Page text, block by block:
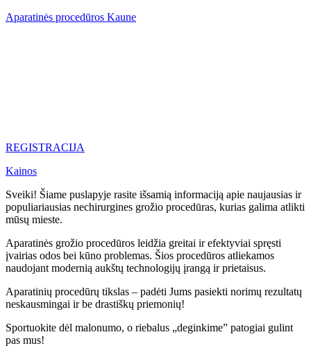
Aparatinės procedūros Kaune
REGISTRACIJA
Kainos
Sveiki! Šiame puslapyje rasite išsamią informaciją apie naujausias ir
populiariausias nechirurgines grožio procedūras, kurias galima atlikti
mūsų mieste.
Aparatinės grožio procedūros leidžia greitai ir efektyviai spręsti
įvairias odos bei kūno problemas. Šios procedūros atliekamos
naudojant modernią aukštų technologijų įrangą ir prietaisus.
Aparatinių procedūrų tikslas – padėti Jums pasiekti norimų rezultatų
neskausmingai ir be drastiškų priemonių!
Sportuokite dėl malonumo, o riebalus „deginkime” patogiai gulint
pas mus!